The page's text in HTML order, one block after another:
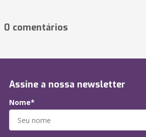
0 comentários
Assine a nossa newsletter
Nome*